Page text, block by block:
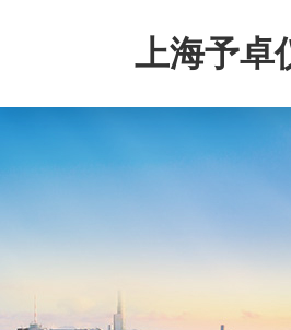
上海予卓